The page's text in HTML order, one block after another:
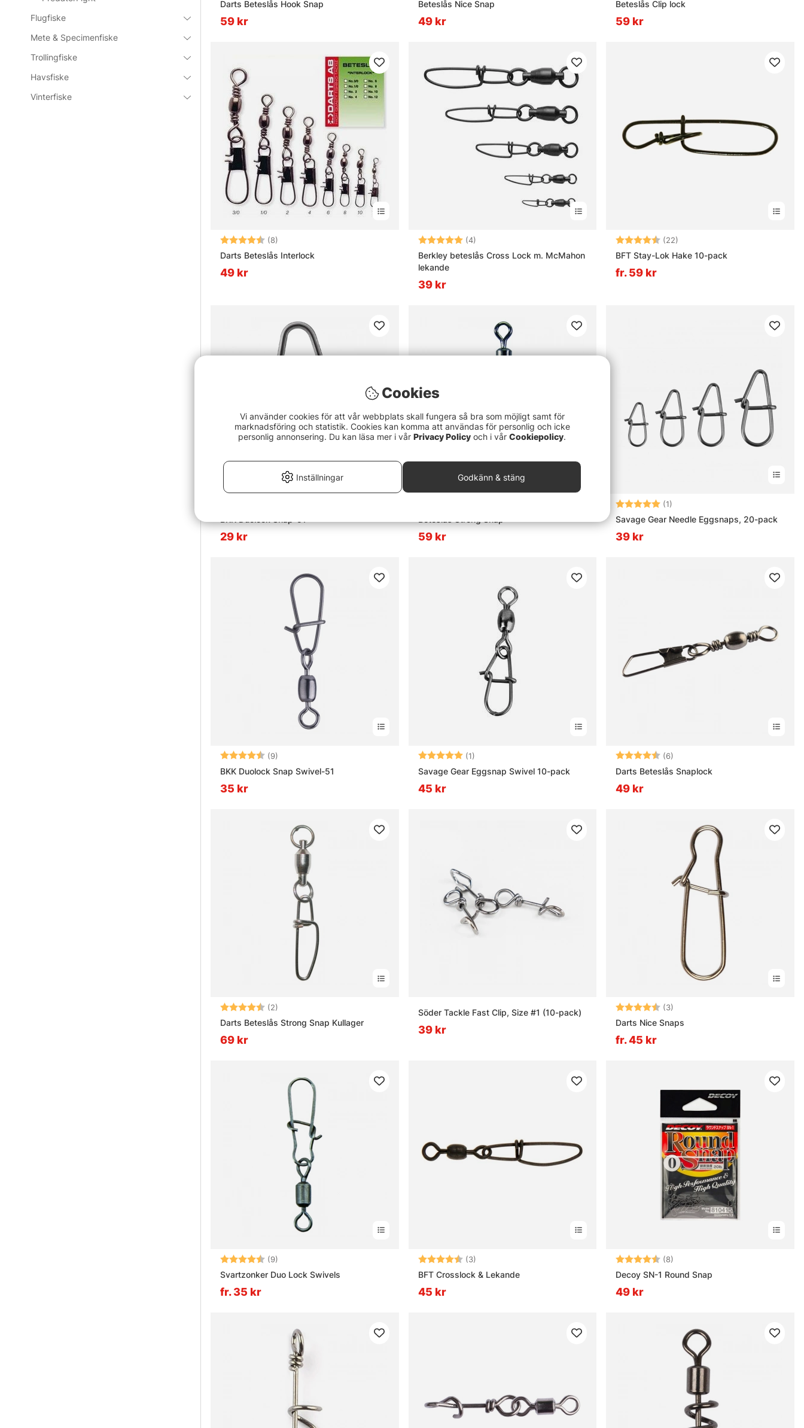
Flugfiske
Mete & Specimenfiske
Trollingfiske
Havsfiske
Vinterfiske
Darts Beteslås Hook Snap
59 kr
Beteslås Nice Snap
49 kr
Beteslås Clip lock
59 kr
Betyg: (8)
Darts Beteslås Interlock
49 kr
Betyg: (4)
Berkley beteslås Cross Lock m. McMahon
lekande
39 kr
Betyg: (22)
BFT Stay-Lok Hake 10-pack
fr. 59 kr
29 kr 59 kr
Betyg: (1)
Savage Gear Needle Eggsnaps, 20-pack
39 kr
Betyg: (9)
BKK Duolock Snap Swivel-51
35 kr
Betyg: (1)
Savage Gear Eggsnap Swivel 10-pack
45 kr
Betyg: (6)
Darts Beteslås Snaplock
49 kr
Betyg: (2)
Darts Beteslås Strong Snap Kullager
69 kr
Söder Tackle Fast Clip, Size #1 (10-pack)
39 kr
Betyg: (3)
Darts Nice Snaps
fr. 45 kr
Betyg: (9)
Svartzonker Duo Lock Swivels
fr. 35 kr
Betyg: (3)
BFT Crosslock & Lekande
45 kr
Betyg: (8)
Decoy SN-1 Round Snap
49 kr
Cookies
Vi använder cookies för att vår webbplats skall fungera så bra som möjligt samt för
marknadsföring och statistik. Cookies kan komma att användas för personlig och icke
personlig annonsering. Du kan läsa mer i vår Privacy Policy och i vår Cookiepolicy.
Inställningar Godkänn & stäng